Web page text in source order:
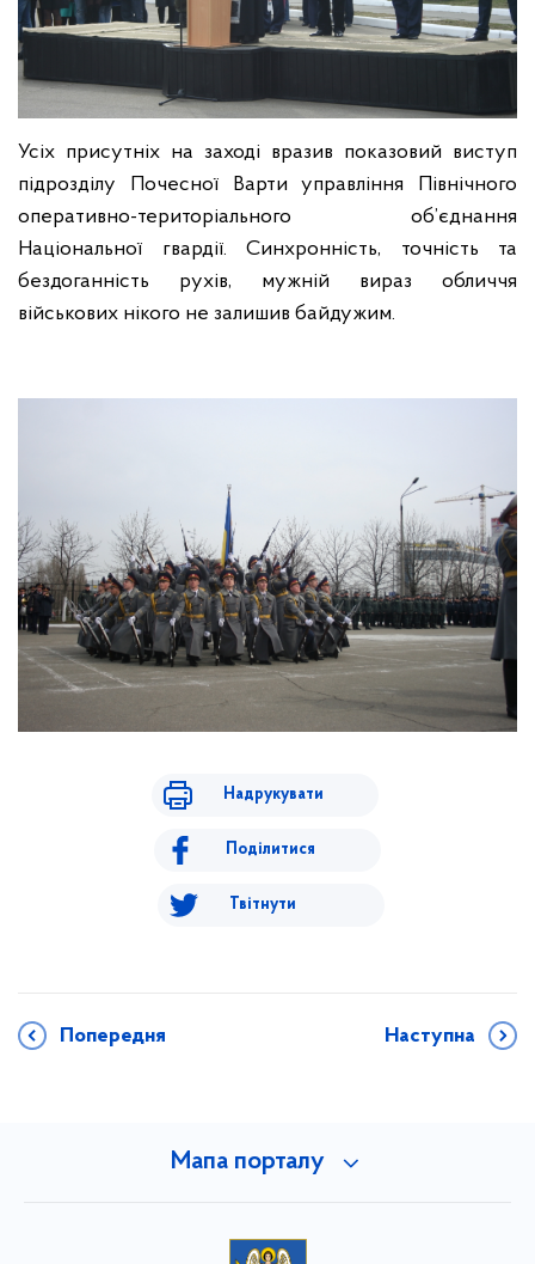
Усіх присутніх на заході вразив показовий виступ
підрозділу Почесної Варти управління Північного
оперативно-територіального об’єднання
Національної гвардії. Синхронність, точність та
бездоганність рухів, мужній вираз обличчя
військових нікого не залишив байдужим.
Надрукувати
Поділитися
Твітнути
Попередня Наступна
Мапа порталу